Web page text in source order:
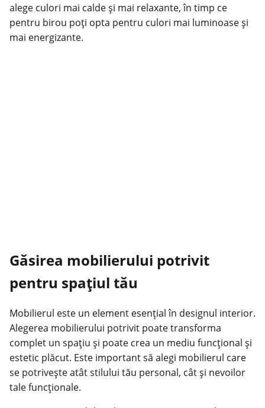
alege culori mai calde și mai relaxante, în timp ce
pentru birou poți opta pentru culori mai luminoase și
mai energizante.
Găsirea mobilierului potrivit
pentru spațiul tău
Mobilierul este un element esențial în designul interior.
Alegerea mobilierului potrivit poate transforma
complet un spațiu și poate crea un mediu funcțional și
estetic plăcut. Este important să alegi mobilierul care
se potrivește atât stilului tău personal, cât și nevoilor
tale funcționale.